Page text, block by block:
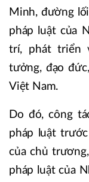
Minh, đường
pháp luật của
trí, phát triển
tưởng, đạo
Việt Nam.
Do đó, công
pháp luật
của chủ
pháp luật của